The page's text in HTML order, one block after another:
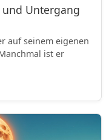
und Untergang
auf seinem eigenen
ist er